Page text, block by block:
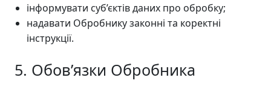
інформувати суб’єктів даних про обробку;
надавати Обробнику законні та коректні
інструкції.
5. Обов’язки Обробника